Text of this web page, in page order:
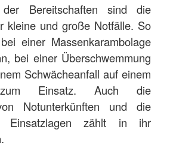
Bereitschaften sind die
kleine und große Notfälle. So
einer Massenkarambolage
bei einer Überschwemmung
Schwächeanfall auf einem
zum Einsatz. Auch die
Notunterkünften und die
Einsatzlagen zählt in ihr